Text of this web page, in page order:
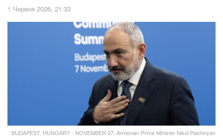
1 Червня 2026, 21:33
BUDAPEST, HUNGARY - NOVEMBER 07: Armenian Prime Minister Nikol Pashinyan